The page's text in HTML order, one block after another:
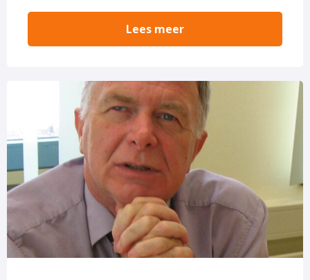
Lees meer
In
memoriam
Ad
van
Leeuwen